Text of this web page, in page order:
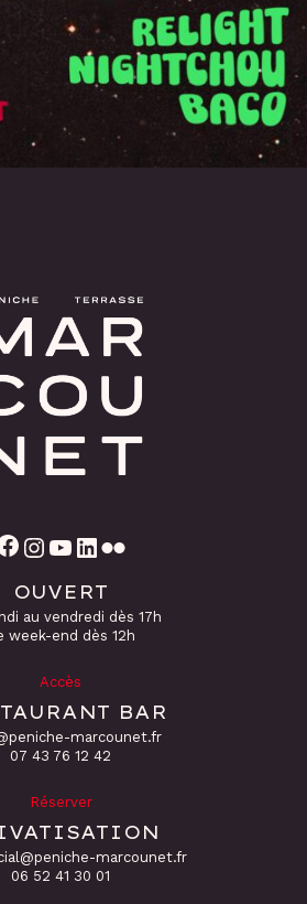
Facebook Instagram YouTube
OUVERT
au vendredi dès 17h
week-end dès 12h
Accès
BAR
marcounet.fr
‭07 43 76 12 42
Réserver
marcounet.fr
06 52 41 30 01